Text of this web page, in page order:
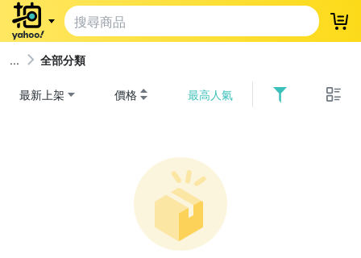
登
全部分類
最新上架 價格 最高人氣